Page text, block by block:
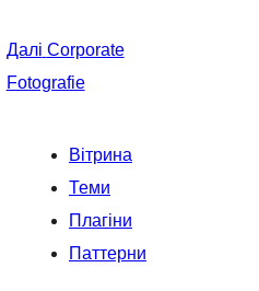
Далі Corporate
Fotografie
Вітрина
Теми
Плагіни
Паттерни